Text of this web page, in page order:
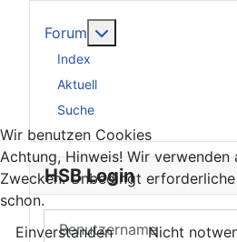
Forum
Index
Aktuell
Suche
HSB Login
Wir benutzen Cookies
Achtung, Hinweis! Wir
Zwecken. Unbedingt
schon.
Einverstanden
Nicht